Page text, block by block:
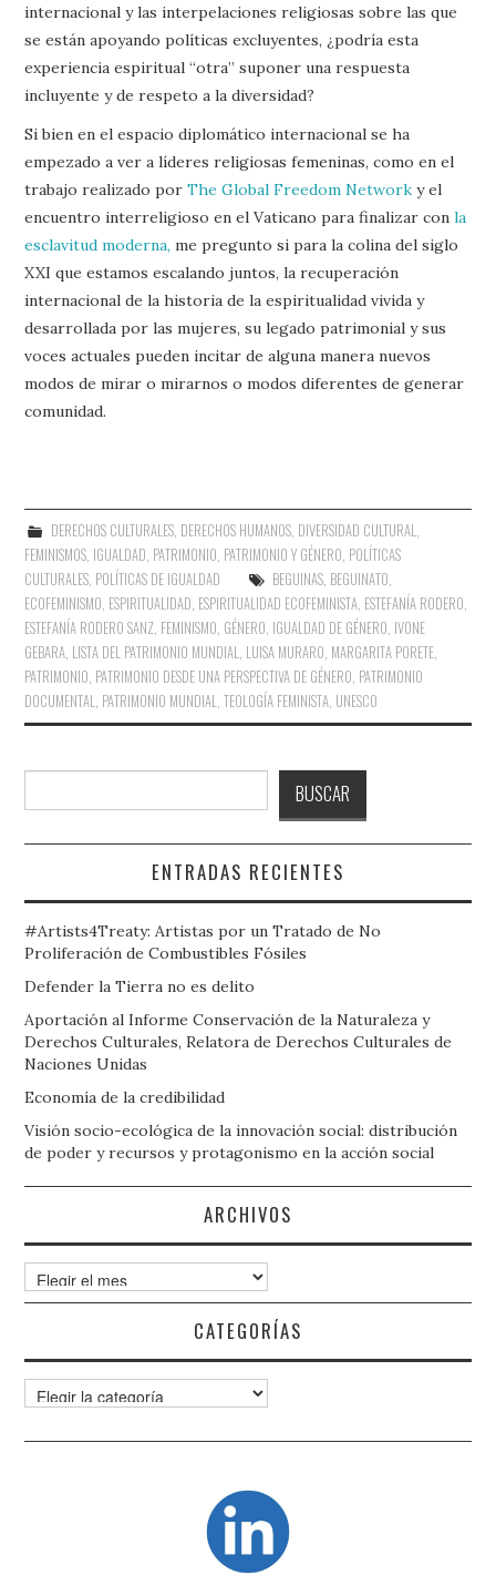
internacional y las interpelaciones religiosas sobre las que
se están apoyando políticas excluyentes, ¿podría esta
experiencia espiritual “otra” suponer una respuesta
incluyente y de respeto a la diversidad?
Si bien en el espacio diplomático internacional se ha
empezado a ver a líderes religiosas femeninas, como en el
trabajo realizado porThe Global Freedom Network y el
encuentro interreligioso en el Vaticano para finalizar conla
esclavitud moderna, me pregunto si para la colina del siglo
XXI que estamos escalando juntos, la recuperación
internacional de la historia de la espiritualidad vivida y
desarrollada por las mujeres, su legado patrimonial y sus
voces actuales pueden incitar de alguna manera nuevos
modos de mirar o mirarnos o modos diferentes de generar
comunidad.
DERECHOS CULTURALES, DERECHOS HUMANOS, DIVERSIDAD CULTURAL
FEMINISMOS IGUALDAD PATRIMONIO PATRIMONIO Y GÉNERO POLÍTICAS
CULTURALES POLÍTICAS DE IGUALDAD BEGUINAS, BEGUINATO
ECOFEMINISMO ESPIRITUALIDAD ESPIRITUALIDAD ECOFEMINISTA ESTEFANÍA RODERO
ESTEFANÍA RODERO SANZ FEMINISMO GÉNERO IGUALDAD DE GÉNERO IVONE
GEBARA LISTA DEL PATRIMONIO MUNDIAL LUISA MURARO MARGARITA PORETE
PATRIMONIO PATRIMONIO DESDE UNA PERSPECTIVA DE GÉNERO PATRIMONIO
DOCUMENTAL PATRIMONIO MUNDIAL ,TEOLOGÍA FEMINISTA UNESCO
BUSCAR
ENTRADAS RECIENTES
#Artists4Treaty: Artistas por un Tratado de No
Proliferación de Combustibles Fósiles
Defender la Tierra no es delito
Aportación al Informe Conservación de la Naturaleza y
Derechos Culturales, Relatora de Derechos Culturales de
Naciones Unidas
Economía de la credibilidad
Visión socio-ecológica de la innovación social: distribución
de poder y recursos y protagonismo en la acción social
ARCHIVOS
Archivos
CATEGORÍAS
Categorías